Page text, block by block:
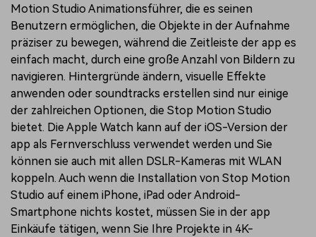
Motion Studio Animationsführer, die es seinen
Benutzern ermöglichen, die Objekte in der Aufnahme
präziser zu bewegen, während die Zeitleiste der app es
einfach macht, durch eine große Anzahl von Bildern zu
navigieren. Hintergründe ändern, visuelle Effekte
anwenden oder soundtracks erstellen sind nur einige
der zahlreichen Optionen, die Stop Motion Studio
bietet. Die Apple Watch kann auf der iOS-Version der
app als Fernverschluss verwendet werden und Sie
können sie auch mit allen DSLR-Kameras mit WLAN
koppeln. Auch wenn die Installation von Stop Motion
Studio auf einem iPhone, iPad oder Android-
Smartphone nichts kostet, müssen Sie in der app
Einkäufe tätigen, wenn Sie Ihre Projekte in 4K-